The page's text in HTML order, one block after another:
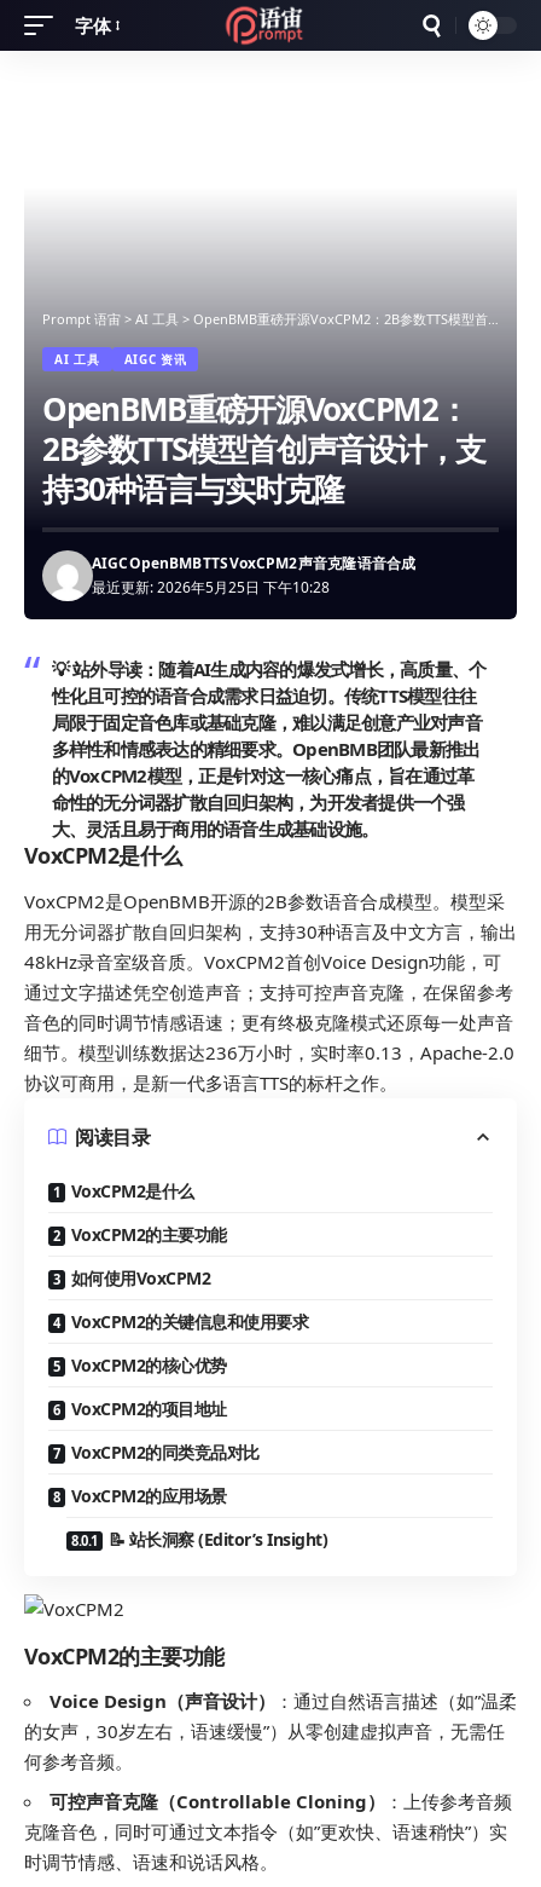
Font
字体
Prompt 语宙 > AI 工具 > OpenBMB重磅开源VoxCPM2：2B参数TTS模型首创声音设计，支持30种语言与实时克隆
AI 工具 AIGC 资讯
OpenBMB重磅开源VoxCPM2：
2B参数TTS模型首创声音设计，支
持30种语言与实时克隆
最近更新: 2026年5月25日 下午10:28
AIGCOpenBMBTTSVoxCPM2声音克隆语音合成
💡 站外导读：随着AI生成内容的爆发式增长，高质量、个
性化且可控的语音合成需求日益迫切。传统TTS模型往往
局限于固定音色库或基础克隆，难以满足创意产业对声音
多样性和情感表达的精细要求。OpenBMB团队最新推出
的VoxCPM2模型，正是针对这一核心痛点，旨在通过革
命性的无分词器扩散自回归架构，为开发者提供一个强
大、灵活且易于商用的语音生成基础设施。
VoxCPM2是什么
VoxCPM2是OpenBMB开源的2B参数语音合成模型。模型采
用无分词器扩散自回归架构，支持30种语言及中文方言，输出
48kHz录音室级音质。VoxCPM2首创Voice Design功能，可
通过文字描述凭空创造声音；支持可控声音克隆，在保留参考
音色的同时调节情感语速；更有终极克隆模式还原每一处声音
细节。模型训练数据达236万小时，实时率0.13，Apache-2.0
协议可商用，是新一代多语言TTS的标杆之作。
阅读目录
VoxCPM2是什么
VoxCPM2的主要功能
如何使用VoxCPM2
VoxCPM2的关键信息和使用要求
VoxCPM2的核心优势
VoxCPM2的项目地址
VoxCPM2的同类竞品对比
VoxCPM2的应用场景
📝 站长洞察 (Editor’s Insight)
VoxCPM2的主要功能
Voice Design（声音设计）
：通过自然语言描述（如”温柔
的女声，30岁左右，语速缓慢”）从零创建虚拟声音，无需任
何参考音频。
可控声音克隆（Controllable Cloning）
：上传参考音频
克隆音色，同时可通过文本指令（如”更欢快、语速稍快”）实
时调节情感、语速和说话风格。